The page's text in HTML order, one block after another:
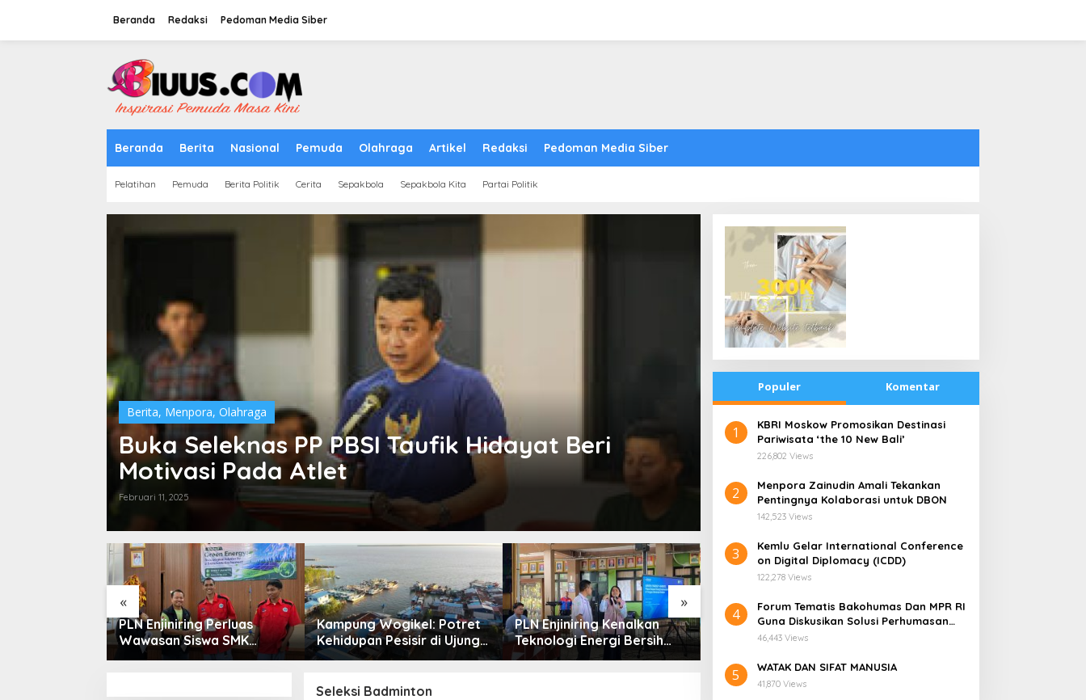
Beranda Redaksi Pedoman Media Siber
Beranda Berita Nasional Pemuda Olahraga Artikel Redaksi Pedoman Media Siber
Pelatihan Pemuda Berita Politik Cerita Sepakbola Sepakbola Kita Partai Politik
Berita, Menpora, Olahraga
Buka Seleknas PP PBSI Taufik Hidayat Beri
Motivasi Pada Atlet
Februari 11, 2025
« »
PLN Enjiniring Perluas
Wawasan Siswa SMK
tentang Tantangan
Kampung Wogikel: Potret
Kehidupan Pesisir di Ujung
Selatan Papua yang
Keterbatasan
PLN Enjiniring Kenalkan
Teknologi Energi Bersih
kepada Pelajar Jakarta
Tradisi Bakar Batu di
Papua Menjadi Simbol
Kemana Harga Saham
Seleksi Badminton
Populer Komentar
1
​KBRI Moskow Promosikan Destinasi
Pariwisata ‘the 10 New Bali’
226,802 Views
2
​Menpora Zainudin Amali Tekankan
Pentingnya Kolaborasi untuk DBON
142,523 Views
3
​Kemlu Gelar International Conference
on Digital Diplomacy (ICDD)
122,278 Views
4
Forum Tematis Bakohumas Dan MPR RI
Guna Diskusikan Solusi Perhumasan
Juga Tuk Perkuat Lembaga Masing –
46,443 Views
5 WATAK DAN SIFAT MANUSIA
41,870 Views